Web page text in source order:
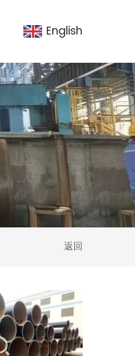
English
返回